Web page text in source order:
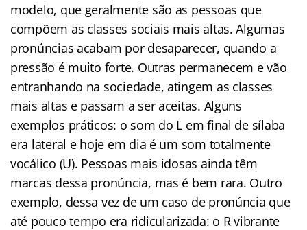
modelo, que geralmente são as pessoas que
compõem as classes sociais mais altas. Algumas
pronúncias acabam por desaparecer, quando a
pressão é muito forte. Outras permanecem e vão
entranhando na sociedade, atingem as classes
mais altas e passam a ser aceitas. Alguns
exemplos práticos: o som do L em final de sílaba
era lateral e hoje em dia é um som totalmente
vocálico (U). Pessoas mais idosas ainda têm
marcas dessa pronúncia, mas é bem rara. Outro
exemplo, dessa vez de um caso de pronúncia que
até pouco tempo era ridicularizada: o R vibrante